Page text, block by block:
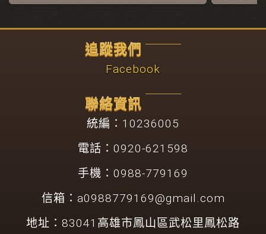
聯絡資訊
統編：10236005
電話：0920-621598
手機：0988-779169
信箱： a0988779169@gmail.com
地址：83041高雄市鳳山區武松里鳳松路
追蹤我們
Facebook